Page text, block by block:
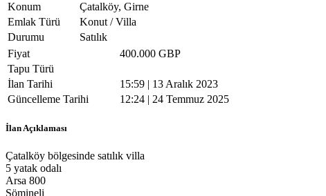
Konum
Çatalköy, Girne
Emlak Türü
Konut / Villa
Durumu
Satılık
Fiyat
400.000 GBP
Tapu Türü
İlan Tarihi
15:59 | 13 Aralık 2023
Güncelleme Tarihi
12:24 | 24 Temmuz 2025
İlan Açıklaması
Çatalköy bölgesinde satılık villa
5 yatak odalı
Arsa 800
Şömineli